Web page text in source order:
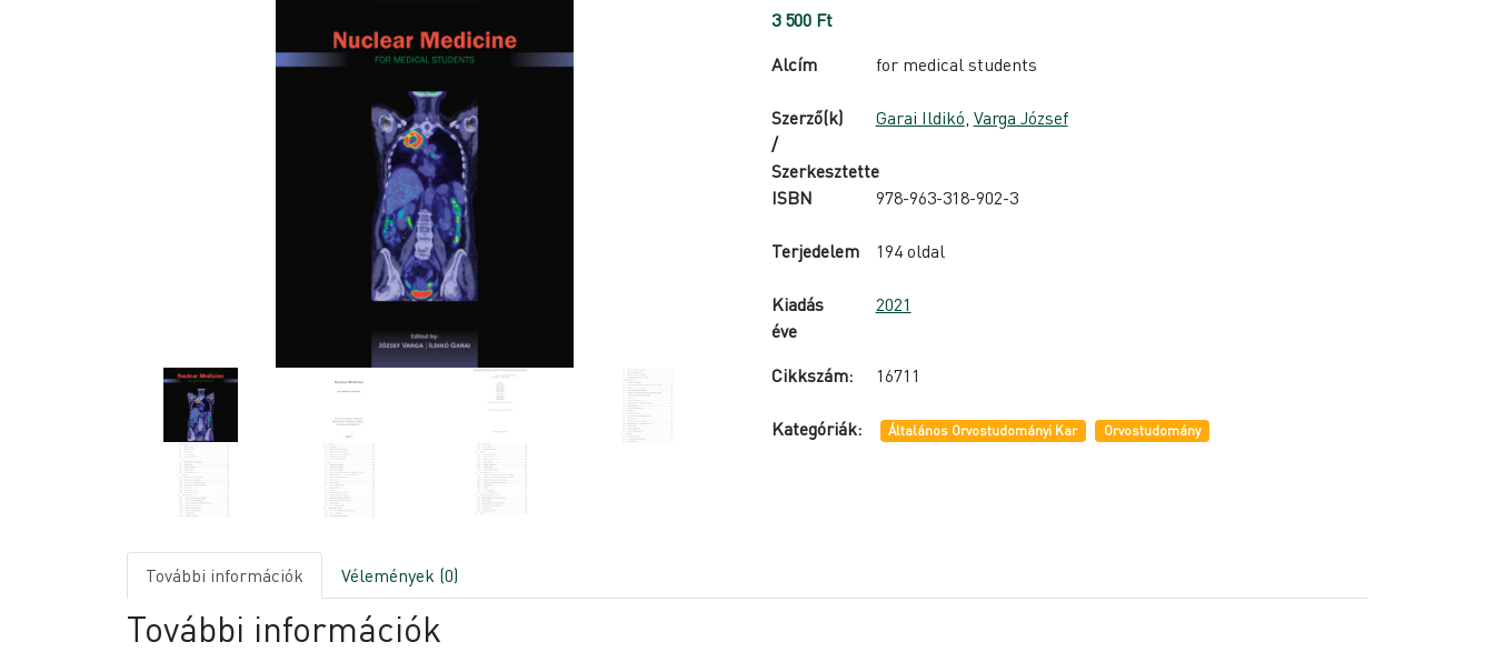
3 500 Ft
Alcím
for medical students
Szerző(k)
/
Szerkesztette
Garai Ildikó Varga József
ISBN 978-963-318-902-3
Terjedelem 194 oldal
Kiadás
éve
2021
Cikkszám: 16711
Kategóriák: Általános Orvostudományi Kar Orvostudomány
További információk Vélemények (0)
További információk